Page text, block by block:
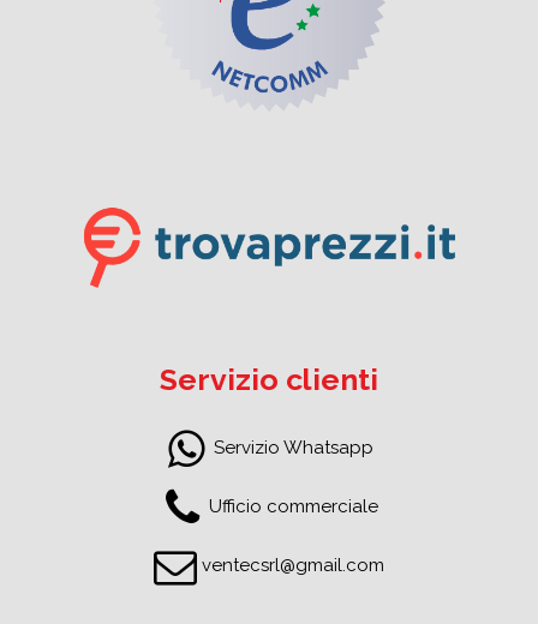
Servizio clienti
Servizio Whatsapp
Ufficio commerciale
ventecsrl@gmail.com